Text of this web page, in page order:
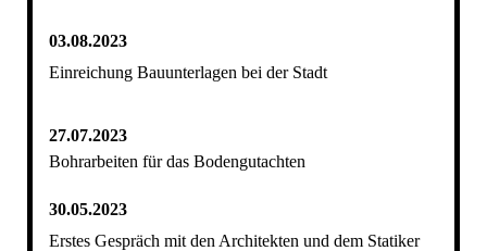
03.08.2023
Einreichung Bauunterlagen bei der Stadt
27.07.2023
Bohrarbeiten für das Bodengutachten
30.05.2023
Erstes Gespräch mit den Architekten und dem Statiker